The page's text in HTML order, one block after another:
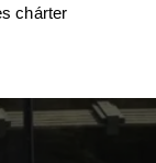
chárter